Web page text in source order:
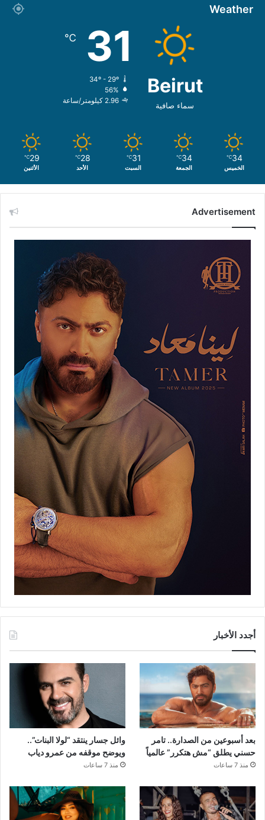
Weather
Beirut
سماء صافية
31
℃
34º - 29º
56%
2.96 كيلومتر/ساعة
34
℃
الخميس
34
℃
الجمعة
31
℃
السبت
28
℃
الأحد
29
℃
الأثنين
Advertisement
أجدد الأخبار
بعد أسبوعين من الصدارة.. تامر
حسني يطلق “مش هتكرر” عالمياً
منذ 7 ساعات
وائل جسار ينتقد “لولا البنات”..
ويوضح موقفه من عمرو دياب
منذ 7 ساعات